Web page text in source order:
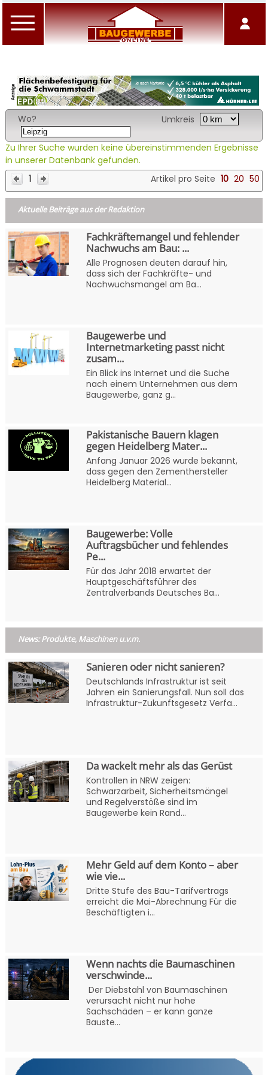
Wo? Umkreis
Zu Ihrer Suche wurden keine übereinstimmenden Ergebnisse
in unserer Datenbank gefunden.
1
Artikel pro Seite 10 20 50
Aktuelle Beiträge aus der Redaktion
Fachkräftemangel und fehlender
Nachwuchs am Bau: ...
Alle Prognosen deuten darauf hin,
dass sich der Fachkräfte- und
Nachwuchsmangel am Ba...
Baugewerbe und
Internetmarketing passt nicht
zusam...
Ein Blick ins Internet und die Suche
nach einem Unternehmen aus dem
Baugewerbe, ganz g...
Pakistanische Bauern klagen
gegen Heidelberg Mater...
Anfang Januar 2026 wurde bekannt,
dass gegen den Zementhersteller
Heidelberg Material...
Baugewerbe: Volle
Auftragsbücher und fehlendes
Pe...
Für das Jahr 2018 erwartet der
Hauptgeschäftsführer des
Zentralverbands Deutsches Ba...
News: Produkte, Maschinen u.v.m.
Sanieren oder nicht sanieren?
Deutschlands Infrastruktur ist seit
Jahren ein Sanierungsfall. Nun soll das
Infrastruktur-Zukunftsgesetz Verfa...
Da wackelt mehr als das Gerüst
Kontrollen in NRW zeigen:
Schwarzarbeit, Sicherheitsmängel
und Regelverstöße sind im
Baugewerbe kein Rand...
Mehr Geld auf dem Konto – aber
wie vie...
Dritte Stufe des Bau-Tarifvertrags
erreicht die Mai-Abrechnung Für die
Beschäftigten i...
Wenn nachts die Baumaschinen
verschwinde...
Der Diebstahl von Baumaschinen
verursacht nicht nur hohe
Sachschäden – er kann ganze
Bauste...